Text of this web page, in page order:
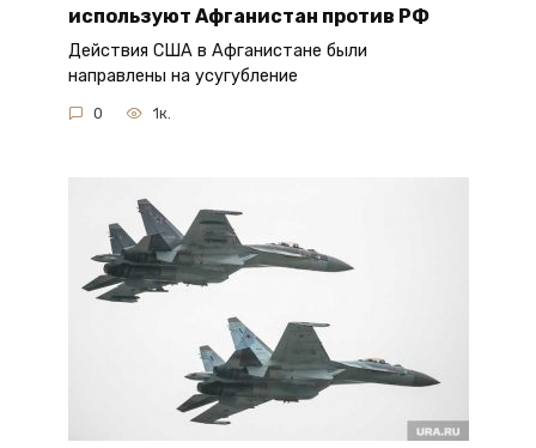
используют Афганистан против РФ
Действия США в Афганистане были
направлены на усугубление
0 1к.